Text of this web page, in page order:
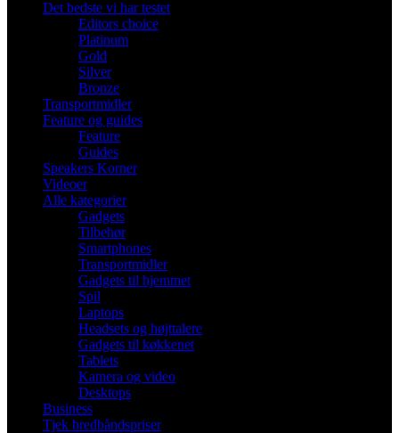
Det bedste vi har testet
Editors choice
Platinum
Gold
Silver
Bronze
Transportmidler
Feature og guides
Feature
Guides
Speakers Korner
Videoer
Alle kategorier
Gadgets
Tilbehør
Smartphones
Transportmidler
Gadgets til hjemmet
Spil
Laptops
Headsets og højttalere
Gadgets til køkkenet
Tablets
Kamera og video
Desktops
Business
Tjek bredbåndspriser